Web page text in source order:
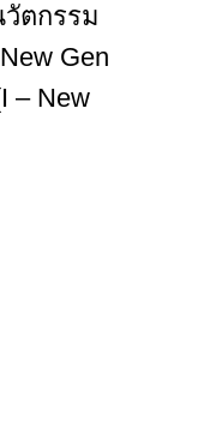
ตกรรม
Gen
– New